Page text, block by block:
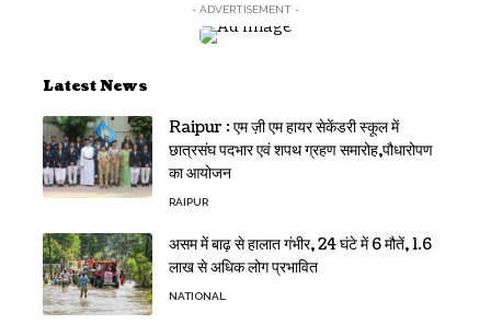
- ADVERTISEMENT -
Latest News
Raipur : एम ज़ी एम हायर सेकेंडरी स्कूल में
छात्रसंघ पदभार एवं शपथ ग्रहण समारोह,पौधारोपण
का आयोजन
RAIPUR
असम में बाढ़ से हालात गंभीर, 24 घंटे में 6 मौतें, 1.6
लाख से अधिक लोग प्रभावित
NATIONAL